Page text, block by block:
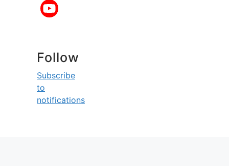
Follow
Subscribe
to
notifications